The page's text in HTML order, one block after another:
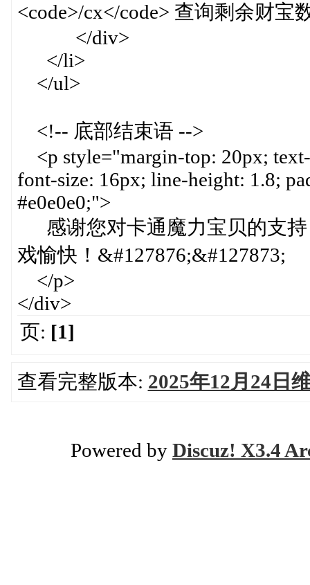
<code>/cx</code> 查询剩余财宝
</div>
</li>
</ul>
<!-- 底部结束语 -->
<p style="margin-top: 20px;
font-size: 16px; line-height: 1.8;
#e0e0e0;">
感谢您对卡通魔力宝贝的支持
戏愉快！&#127876;&#127873;
</p>
</div>
页: [1]
查看完整版本: 2025年12月24日
Powered by Discuz! X3.4